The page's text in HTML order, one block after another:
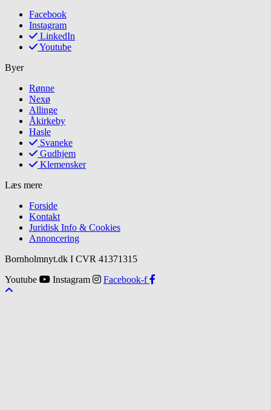
Facebook
Instagram
LinkedIn
Youtube
Byer
Rønne
Nexø
Allinge
Åkirkeby
Hasle
Svaneke
Gudhjem
Klemensker
Læs mere
Forside
Kontakt
Juridisk Info & Cookies​
Annoncering
Bornholmnyt.dk I CVR 41371315
Youtube
Instagram Facebook-f